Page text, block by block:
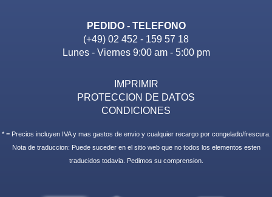
PEDIDO - TELEFONO
(+49) 02 452 - 159 57 18
Lunes - Viernes 9:00 am - 5:00 pm
IMPRIMIR
PROTECCION DE DATOS
CONDICIONES
* = Precios incluyen IVA y mas gastos de envio y cualquier recargo por congelado/frescura.
Nota de traduccion: Puede suceder en el sitio web que no todos los elementos esten
traducidos todavia. Pedimos su comprension.